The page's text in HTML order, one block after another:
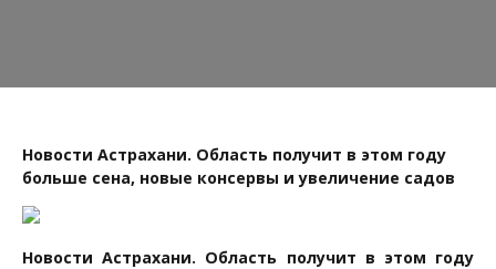
Новости Астрахани. Область получит в этом году
больше сена, новые консервы и увеличение садов
Новости Астрахани. Область получит в этом году